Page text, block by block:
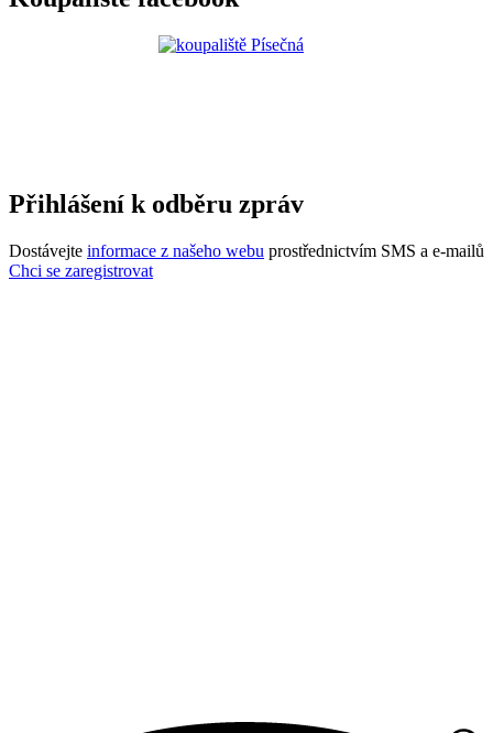
Přihlášení k odběru zpráv
Dostávejte informace z našeho webu prostřednictvím SMS a e-mailů
Chci se zaregistrovat